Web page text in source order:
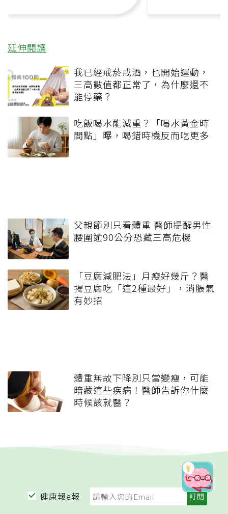
延伸閱讀
我已經戒菸戒酒，也開始運動，
三高數值都正常了，為什麼還不
能停藥？
吃飯喝水能減重？「喝水黃金時
間點」曝，喝錯時機反而吃更多
父親節別只看體重 醫師提醒男性
腰圍逾90公分恐藏三高危機
「豆腐減肥法」月瘦好幾斤？醫
揭豆腐吃「這2種最好」，消脹氣
有妙招
體重無故下降別只當變瘦，可能
暗藏這些疾病！醫師告訴你什麼
時候該就醫？
健康報e報